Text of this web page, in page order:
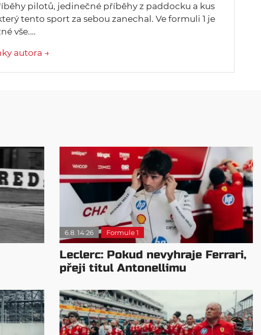
pilotů, jedinečné příběhy z paddocku a kus
tento sport za sebou zanechal. Ve formuli 1 je
vše.…
autora →
6.8. 14:26 Formule 1
Leclerc: Pokud nevyhraje Ferrari,
přeji titul Antonellimu